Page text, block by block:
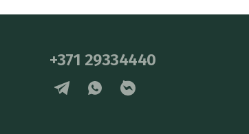
+371 29334440